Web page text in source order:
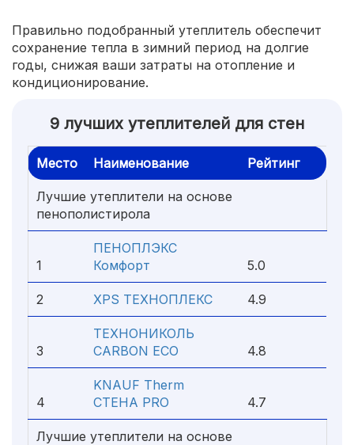
Правильно подобранный утеплитель обеспечит
сохранение тепла в зимний период на долгие
годы, снижая ваши затраты на отопление и
кондиционирование.
9 лучших утеплителей для стен
Место Наименование Рейтинг
Лучшие утеплители на основе
пенополистирола
1
ПЕНОПЛЭКС
Комфорт
5.0
2 XPS ТЕХНОПЛЕКС 4.9
3
ТЕХНОНИКОЛЬ
CARBON ECO
4.8
4
KNAUF Therm
СТЕНА PRO
4.7
Лучшие утеплители на основе